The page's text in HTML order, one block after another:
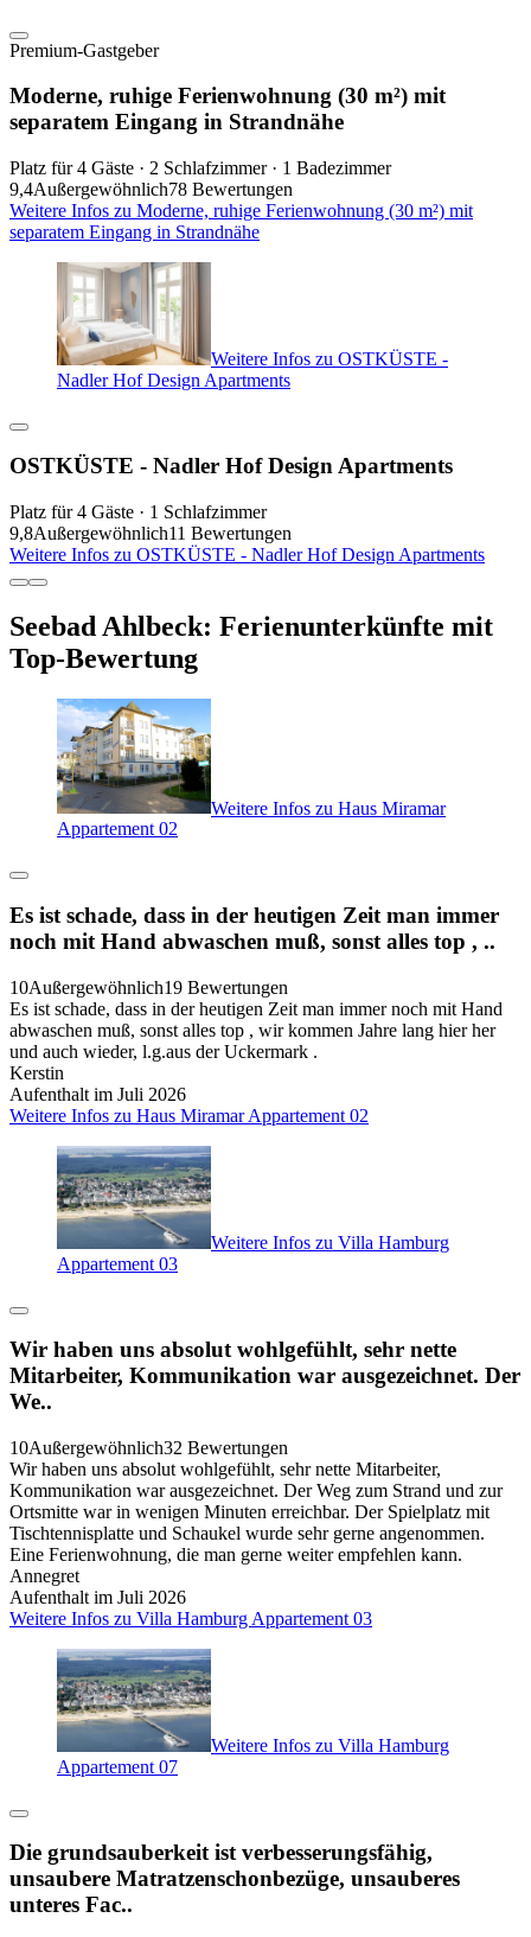
Premium-Gastgeber
Moderne, ruhige Ferienwohnung (30 m²) mit
separatem Eingang in Strandnähe
Platz für 4 Gäste · 2 Schlafzimmer · 1 Badezimmer
9,4Außergewöhnlich78 Bewertungen
Weitere Infos zu Moderne, ruhige Ferienwohnung (30 m²) mit
separatem Eingang in Strandnähe
Weitere Infos zu OSTKÜSTE -
Nadler Hof Design Apartments
OSTKÜSTE - Nadler Hof Design Apartments
Platz für 4 Gäste · 1 Schlafzimmer
9,8Außergewöhnlich11 Bewertungen
Weitere Infos zu OSTKÜSTE - Nadler Hof Design Apartments
Seebad Ahlbeck: Ferienunterkünfte mit
Top-Bewertung
Weitere Infos zu Haus Miramar
Appartement 02
Es ist schade, dass in der heutigen Zeit man immer
noch mit Hand abwaschen muß, sonst alles top , ..
10Außergewöhnlich19 Bewertungen
Es ist schade, dass in der heutigen Zeit man immer noch mit Hand
abwaschen muß, sonst alles top , wir kommen Jahre lang hier her
und auch wieder, l.g.aus der Uckermark .
Kerstin
Aufenthalt im Juli 2026
Weitere Infos zu Haus Miramar Appartement 02
Weitere Infos zu Villa Hamburg
Appartement 03
Wir haben uns absolut wohlgefühlt, sehr nette
Mitarbeiter, Kommunikation war ausgezeichnet. Der
We..
10Außergewöhnlich32 Bewertungen
Wir haben uns absolut wohlgefühlt, sehr nette Mitarbeiter,
Kommunikation war ausgezeichnet. Der Weg zum Strand und zur
Ortsmitte war in wenigen Minuten erreichbar. Der Spielplatz mit
Tischtennisplatte und Schaukel wurde sehr gerne angenommen.
Eine Ferienwohnung, die man gerne weiter empfehlen kann.
Annegret
Aufenthalt im Juli 2026
Weitere Infos zu Villa Hamburg Appartement 03
Weitere Infos zu Villa Hamburg
Appartement 07
Die grundsauberkeit ist verbesserungsfähig,
unsaubere Matratzenschonbezüge, unsauberes
unteres Fac..